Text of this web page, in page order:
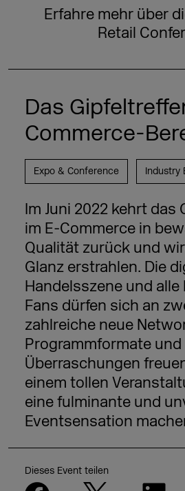
Erfahre mehr über
Retail
Das
Commerce-
Expo & Conference Industry
Im Juni 2022 kehrt das
im E-Commerce in
Qualität zurück und
Glanz erstrahlen. Die
Handelsszene und alle
Fans dürfen sich an
zahlreiche neue
Programmformate und
Überraschungen
einem tollen
eine fulminante und
Eventsensation
Dieses Event teilen